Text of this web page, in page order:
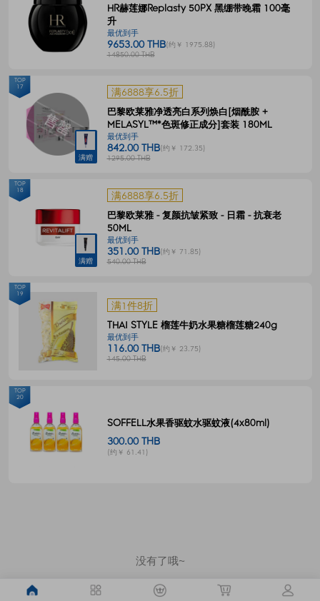
HR赫莲娜Replasty 50PX 黑绷带晚霜 100毫
升
最优到手
9653.00 THB(约￥ 1975.88)
14850.00 THB
满赠
满6888享6.5折
巴黎欧莱雅净透亮白系列焕白[烟酰胺 +
MELASYL™*色斑修正成分]套装 180ML
最优到手
842.00 THB(约￥ 172.35)
1295.00 THB
TOP
17
满赠
满6888享6.5折
巴黎欧莱雅 - 复颜抗皱紧致 - 日霜 - 抗衰老
50ML
最优到手
351.00 THB(约￥ 71.85)
540.00 THB
TOP
18
满1件8折
THAI STYLE 榴莲牛奶水果糖榴莲糖240g
最优到手
116.00 THB(约￥ 23.75)
145.00 THB
TOP
19
SOFFELL水果香驱蚊水驱蚊液(4x80ml)
300.00 THB
(约￥ 61.41)
TOP
20
没有了哦~